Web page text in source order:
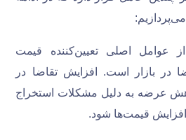
عوامل اصلی تعیین‌کننده قیمت
در بازار است. افزایش تقاضا در
عرضه به دلیل مشکلات استخراج
افزایش قیمت‌ها شود.